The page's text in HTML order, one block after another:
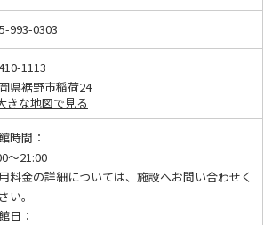
993-0303
1113
県裾野市稲荷24
きな地図で見る
時間：
～21:00
料金の詳細については、施設へお問い合わせく
い。
日：